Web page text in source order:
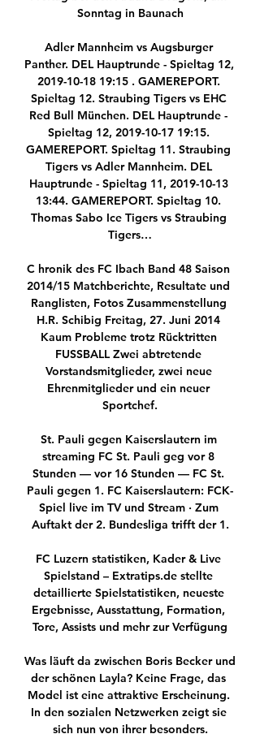
Sonntag in Baunach
Adler Mannheim vs Augsburger
Panther. DEL Hauptrunde - Spieltag 12,
2019-10-18 19:15 . GAMEREPORT.
Spieltag 12. Straubing Tigers vs EHC
Red Bull München. DEL Hauptrunde -
Spieltag 12, 2019-10-17 19:15.
GAMEREPORT. Spieltag 11. Straubing
Tigers vs Adler Mannheim. DEL
Hauptrunde - Spieltag 11, 2019-10-13
13:44. GAMEREPORT. Spieltag 10.
Thomas Sabo Ice Tigers vs Straubing
Tigers…
C hronik des FC Ibach Band 48 Saison
2014/15 Matchberichte, Resultate und
Ranglisten, Fotos Zusammenstellung
H.R. Schibig Freitag, 27. Juni 2014
Kaum Probleme trotz Rücktritten
FUSSBALL Zwei abtretende
Vorstandsmitglieder, zwei neue
Ehrenmitglieder und ein neuer
Sportchef.
St. Pauli gegen Kaiserslautern im
streaming FC St. Pauli geg vor 8
Stunden — vor 16 Stunden — FC St.
Pauli gegen 1. FC Kaiserslautern: FCK-
Spiel live im TV und Stream · Zum
Auftakt der 2. Bundesliga trifft der 1.
FC Luzern statistiken, Kader & Live
Spielstand – Extratips.de stellte
detaillierte Spielstatistiken, neueste
Ergebnisse, Ausstattung, Formation,
Tore, Assists und mehr zur Verfügung
Was läuft da zwischen Boris Becker und
der schönen Layla? Keine Frage, das
Model ist eine attraktive Erscheinung.
In den sozialen Netzwerken zeigt sie
sich nun von ihrer besonders.